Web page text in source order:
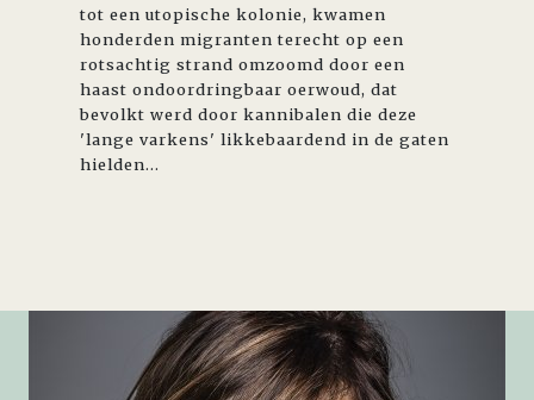
tot een utopische kolonie, kwamen
honderden migranten terecht op een
rotsachtig strand omzoomd door een
haast ondoordringbaar oerwoud, dat
bevolkt werd door kannibalen die deze
'lange varkens' likkebaardend in de gaten
hielden...